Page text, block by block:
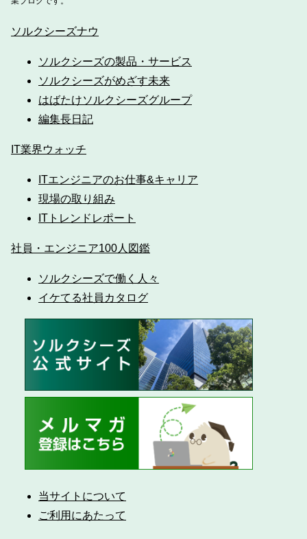
ソルクシーズナウ
ソルクシーズの製品・サービス
ソルクシーズがめざす未来
はばたけソルクシーズグループ
編集長日記
IT業界ウォッチ
ITエンジニアのお仕事&キャリア
現場の取り組み
ITトレンドレポート
社員・エンジニア100人図鑑
ソルクシーズで働く人々
イケてる社員カタログ
当サイトについて
ご利用にあたって